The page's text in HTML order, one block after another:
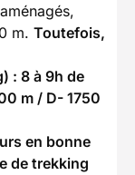
m. Toutefois,
: 8 à 9h de
m / D- 1750
en bonne
de trekking